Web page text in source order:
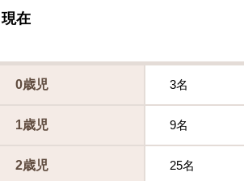
在
0歳児 3名
1歳児 9名
2歳児 25名